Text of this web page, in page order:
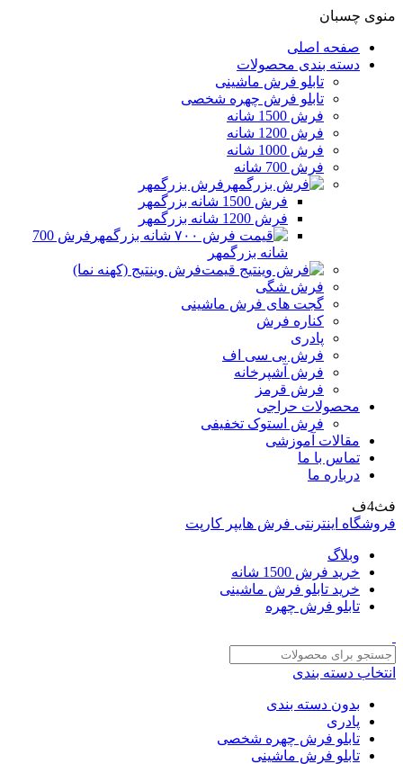
منوی چسبان
صفحه اصلی
دسته بندی محصولات
تابلو فرش ماشینی
تابلو فرش چهره شخصی
فرش 1500 شانه
فرش 1200 شانه
فرش 1000 شانه
فرش 700 شانه
فرش بزرگمهر
فرش 1500 شانه بزرگمهر
فرش 1200 شانه بزرگمهر
فرش 700
شانه بزرگمهر
فرش وینتیج (کهنه نما)
فرش شگی
گجت های فرش ماشینی
کناره فرش
پادری
فرش بی سی اف
فرش آشپرخانه
فرش قرمز
محصولات حراجی
فرش استوک تخفیفی
مقالات آموزشی
تماس با ما
درباره ما
فث4ف
فروشگاه اینترنتی فرش هایپر کارپت
وبلاگ
خرید فرش 1500 شانه
خرید تابلو فرش ماشینی
تابلو فرش چهره
انتخاب دسته بندی
بدون دسته بندی
پادری
تابلو فرش چهره شخصی
تابلو فرش ماشینی